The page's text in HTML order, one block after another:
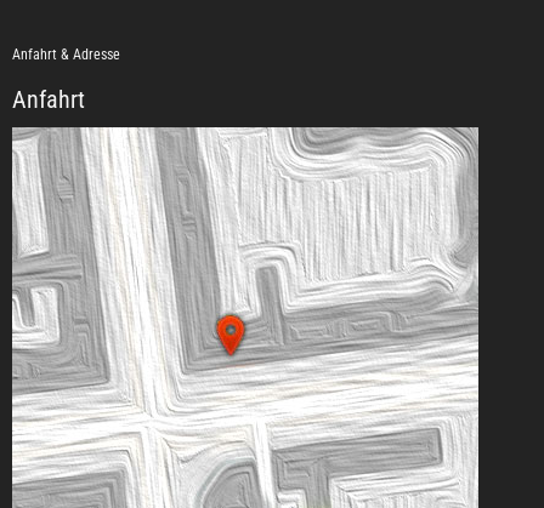
Anfahrt & Adresse
Anfahrt